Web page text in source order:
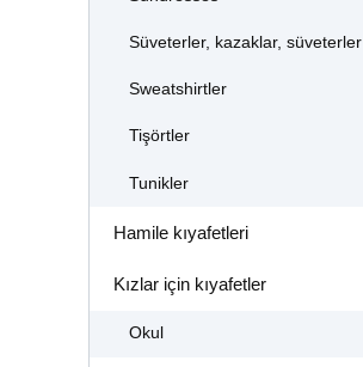
Süveterler, kazaklar, süveterler
Sweatshirtler
Tişörtler
Tunikler
Hamile kıyafetleri
Kızlar için kıyafetler
Okul